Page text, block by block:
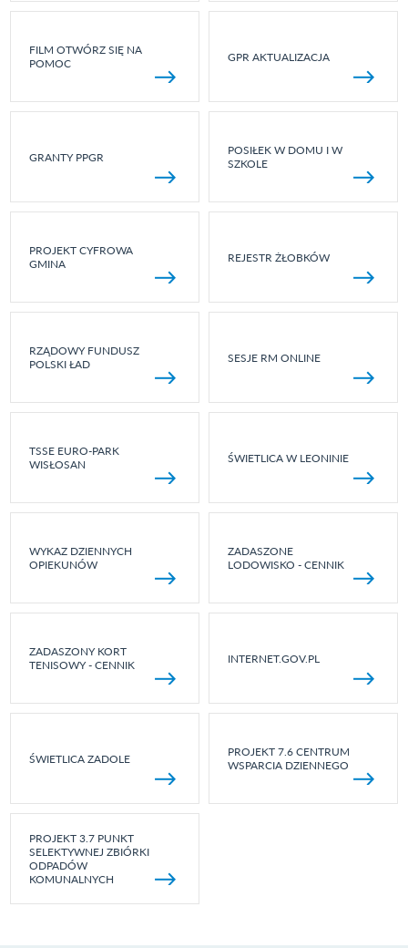
FILM OTWÓRZ SIĘ NA
POMOC
GPR AKTUALIZACJA
GRANTY PPGR
POSIŁEK W DOMU I W
SZKOLE
PROJEKT CYFROWA
GMINA
REJESTR ŻŁOBKÓW
RZĄDOWY FUNDUSZ
POLSKI ŁAD
SESJE RM ONLINE
TSSE EURO-PARK
WISŁOSAN
ŚWIETLICA W LEONINIE
WYKAZ DZIENNYCH
OPIEKUNÓW
ZADASZONE
LODOWISKO - CENNIK
ZADASZONY KORT
TENISOWY - CENNIK
INTERNET.GOV.PL
ŚWIETLICA ZADOLE
PROJEKT 7.6 CENTRUM
WSPARCIA DZIENNEGO
PROJEKT 3.7 PUNKT
SELEKTYWNEJ ZBIÓRKI
ODPADÓW
KOMUNALNYCH